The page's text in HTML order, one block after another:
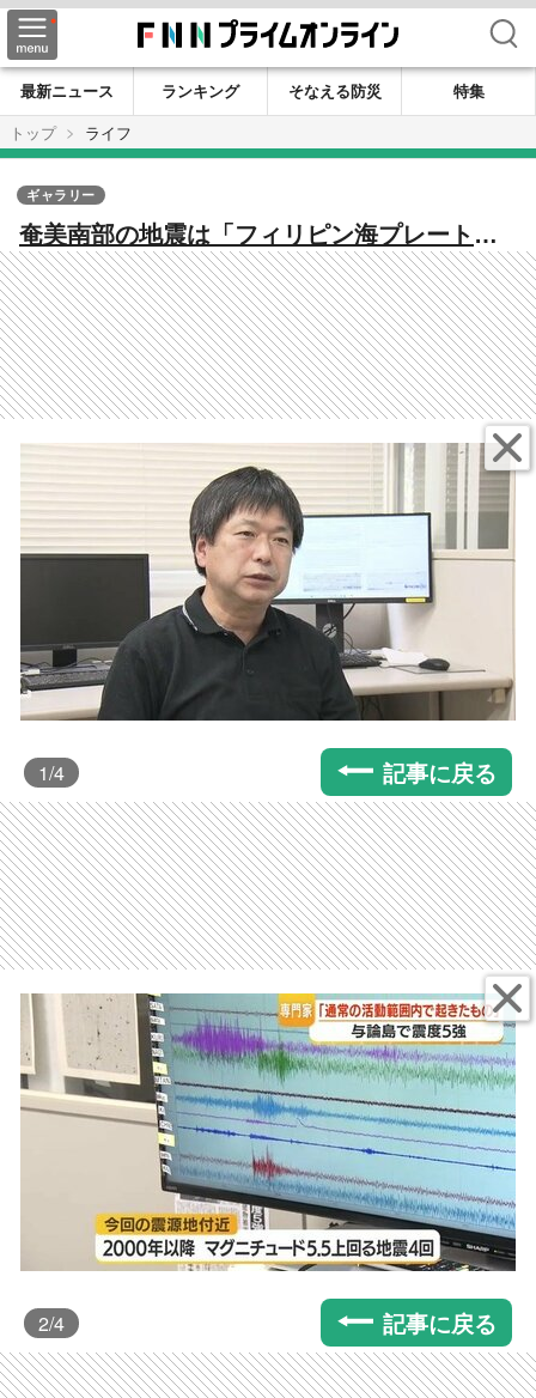
検索
最新ニュース ランキング そなえる防災
特集
トップ
ライフ
奄美南部の地震は「フィリピン海プレートの
中で起きた地震」か 震源域で2000年以降4回
発生 専門家「通常の範囲内」と説明
ギャラリー
1/4 記事に戻る
2/4 記事に戻る